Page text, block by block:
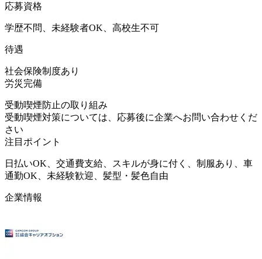
応募資格
学歴不問、未経験者OK、高校生不可
待遇
社会保険制度あり
労災完備
受動喫煙防止の取り組み
受動喫煙対策については、応募後に企業へお問い合わせくだ
さい
注目ポイント
日払いOK、交通費支給、スキルが身に付く、制服あり、車
通勤OK、未経験歓迎、髪型・髪色自由
企業情報